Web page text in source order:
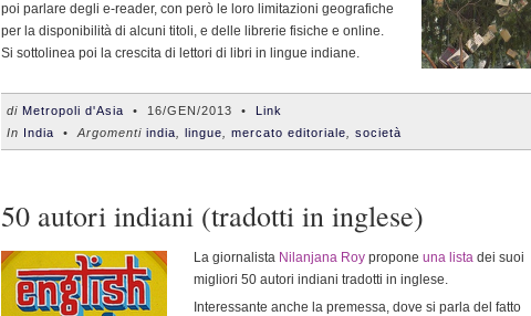
poi parlare degli e-reader, con però le loro limitazioni geografiche
per la disponibilità di alcuni titoli, e delle librerie fisiche e online.
Si sottolinea poi la crescita di lettori di libri in lingue indiane.
di Metropoli d'Asia • 16/GEN/2013 • Link
In India • Argomenti india lingue mercato editoriale società
50 autori indiani (tradotti in inglese)
La giornalista Nilanjana Roy propone una lista dei suoi
migliori 50 autori indiani tradotti in inglese.
Interessante anche la premessa, dove si parla del fatto